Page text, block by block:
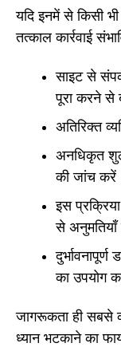
यदि इनमें से किसी
तत्काल कार्रवाई
साइट से
पूरा करने से
अतिरिक्त
अनधिकृत
की जांच
इस
से अनुमतियाँ
का उपयोग
जागरूकता ही सबसे
ध्यान भटकाने का